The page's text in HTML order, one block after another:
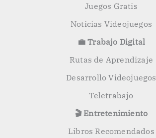
Juegos Gratis
Noticias Videojuegos
💼 Trabajo Digital
Rutas de Aprendizaje
Desarrollo Videojuegos
Teletrabajo
🎬 Entretenimiento
Libros Recomendados